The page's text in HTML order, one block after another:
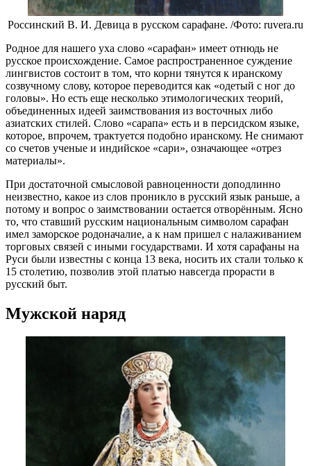
Россинский В. И. Девица в русском сарафане. /Фото: ruvera.ru
Родное для нашего уха слово «сарафан» имеет отнюдь не
русское происхождение. Самое распространенное суждение
лингвистов состоит в том, что корни тянутся к иранскому
созвучному слову, которое переводится как «одетый с ног до
головы». Но есть еще несколько этимологических теорий,
объединенных идеей заимствования из восточных либо
азиатских стилей. Слово «сарапа» есть и в персидском языке,
которое, впрочем, трактуется подобно иранскому. Не снимают
со счетов ученые и индийское «сари», означающее «отрез
материалы».
При достаточной смысловой равноценности доподлинно
неизвестно, какое из слов проникло в русский язык раньше, а
потому и вопрос о заимствовании остается отворённым. Ясно
то, что ставший русским национальным символом сарафан
имел заморское родоначалие, а к нам пришел с налаживанием
торговых связей с иными государствами. И хотя сарафаны на
Руси были известны с конца 13 века, носить их стали только к
15 столетию, позволив этой платью навсегда прорасти в
русский быт.
Мужской наряд